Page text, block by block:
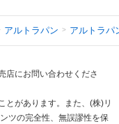
アルトラパン アルトラパ
店にお問い合わせくださ
があります。また、(株)リ
ツの完全性、無誤謬性を保